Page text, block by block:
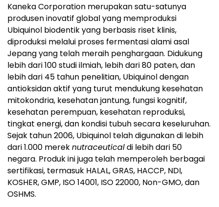
Kaneka Corporation merupakan satu-satunya
produsen inovatif global yang memproduksi
Ubiquinol biodentik yang berbasis riset klinis,
diproduksi melalui proses fermentasi alami asal
Jepang yang telah meraih penghargaan. Didukung
lebih dari 100 studi ilmiah, lebih dari 80 paten, dan
lebih dari 45 tahun penelitian, Ubiquinol dengan
antioksidan aktif yang turut mendukung kesehatan
mitokondria, kesehatan jantung, fungsi kognitif,
kesehatan perempuan, kesehatan reproduksi,
tingkat energi, dan kondisi tubuh secara keseluruhan.
Sejak tahun 2006, Ubiquinol telah digunakan di lebih
dari 1.000 mereknutraceuticaldi lebih dari 50
negara. Produk ini juga telah memperoleh berbagai
sertifikasi, termasuk HALAL, GRAS, HACCP, NDI,
KOSHER, GMP, ISO 14001, ISO 22000, Non-GMO, dan
OSHMS.